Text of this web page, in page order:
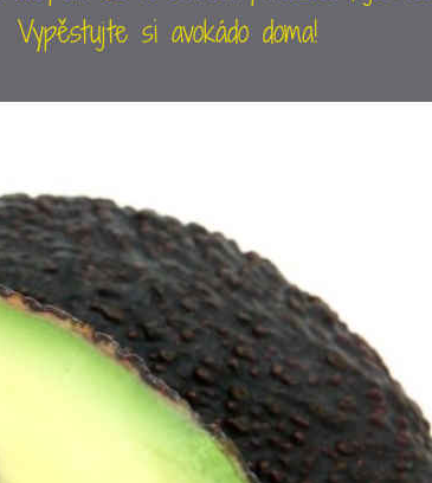
Vypěstujte si avokádo doma!